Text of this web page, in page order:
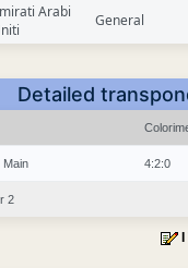
Arabi
General
Detailed
Main 4:2:0
2
I